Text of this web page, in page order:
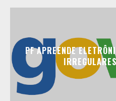
PF APREENDE